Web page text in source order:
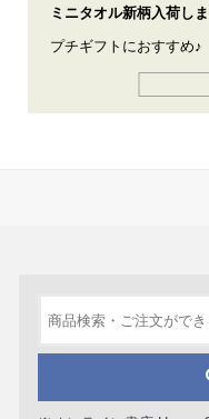
ミニタオル新柄入荷し
プチギフトにおすすめ♪